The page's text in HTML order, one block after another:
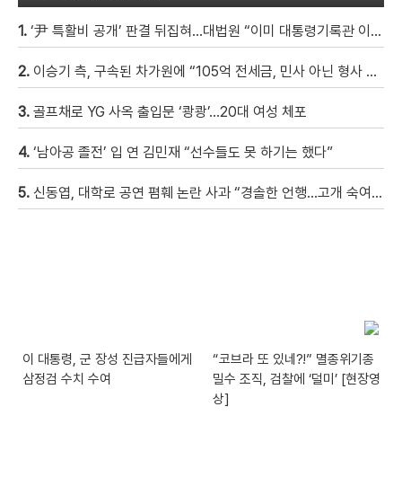
1. ‘尹 특활비 공개’ 판결 뒤집혀…대법원 “이미 대통령기록관 이관”
2. 이승기 측, 구속된 차가원에 “105억 전세금, 민사 아닌 형사 범죄…엄벌 원해” [자막뉴스]
3. 골프채로 YG 사옥 출입문 ‘쾅쾅’…20대 여성 체포
4. ‘남아공 졸전’ 입 연 김민재 “선수들도 못 하기는 했다”
5. 신동엽, 대학로 공연 폄훼 논란 사과 “경솔한 언행…고개 숙여 사과”
이 대통령, 군 장성 진급자들에게
삼정검 수치 수여
“코브라 또 있네?!” 멸종위기종
밀수 조직, 검찰에 ‘덜미’ [현장영
상]